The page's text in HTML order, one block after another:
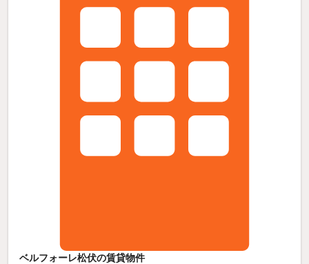
ベルフォーレ松伏の賃貸物件